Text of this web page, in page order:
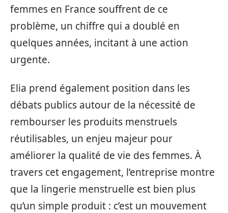
femmes en France souffrent de ce
problème, un chiffre qui a doublé en
quelques années, incitant à une action
urgente.
Elia prend également position dans les
débats publics autour de la nécessité de
rembourser les produits menstruels
réutilisables, un enjeu majeur pour
améliorer la qualité de vie des femmes. À
travers cet engagement, l’entreprise montre
que la lingerie menstruelle est bien plus
qu’un simple produit : c’est un mouvement